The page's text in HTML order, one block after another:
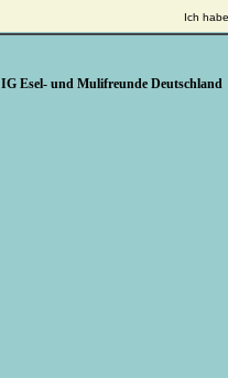
Ich
IG Esel- und Mulifreunde Deutschland